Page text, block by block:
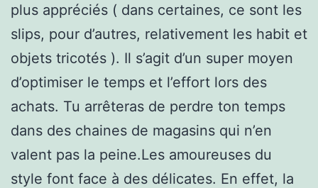
plus appréciés ( dans certaines, ce sont les
slips, pour d’autres, relativement les habit et
objets tricotés ). Il s’agit d’un super moyen
d’optimiser le temps et l’effort lors des
achats. Tu arrêteras de perdre ton temps
dans des chaines de magasins qui n’en
valent pas la peine.Les amoureuses du
style font face à des délicates. En effet, la